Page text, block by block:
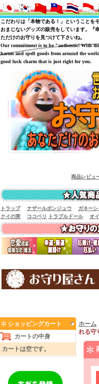
こだわりは「本物である！」ということを
おまじないグッズの販売をしています。『
ただけのお守りを見つけて下さいね。
Our commitment is to be "authentic! With
harms and spell goods from around the
good luck charm that is just right for you.
商品レビューを一覧で見ること
トラップ
ナザールボンジュウ ガネーシ
クイの実
ココペリ トラブルドール オ
ショッピングカート
カートの中身
カートは空です。
ホーム
れる